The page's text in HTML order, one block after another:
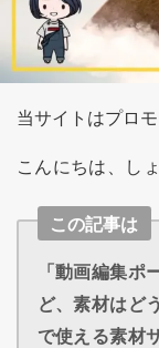
当サイトはプロ
こんにちは、し
この記事は
「動画編集ポ
ど、素材はど
で使える素材